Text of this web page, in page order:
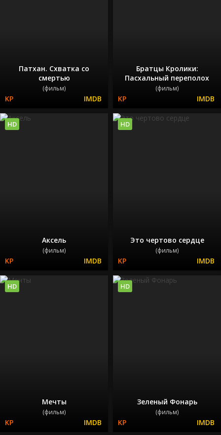
Патхан. Схватка со
смертью
(фильм)
Братцы Кролики:
Пасхальный переполох
(фильм)
Аксель
(фильм)
HD
Это чертово сердце
(фильм)
HD
Мечты
(фильм)
HD
Зеленый Фонарь
(фильм)
HD